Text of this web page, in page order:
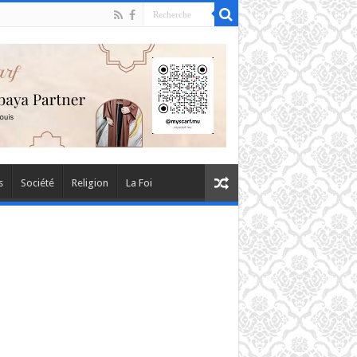
Société Religion La Foi